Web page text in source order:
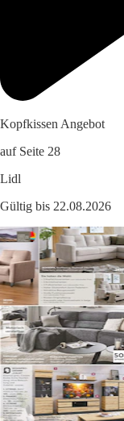
Kopfkissen Angebot
auf Seite 28
Lidl
Gültig bis 22.08.2026